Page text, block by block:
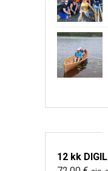
12 kk